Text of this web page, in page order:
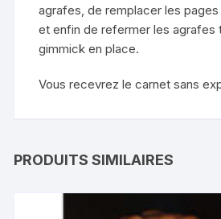
agrafes, de remplacer les
et enfin de refermer les agrafes
gimmick en place.
Vous recevrez le carnet sans
PRODUITS SIMILAIRES